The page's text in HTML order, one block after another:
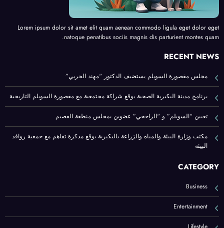
Lorem ipsum dolor sit amet elit quam aenean commodo ligula eget dolor eget
natoque penatibus sociis magnis dis parturient montes quam.
RECENT NEWS
مجلس مقصورة السويلم يستضيف الدكتور “مهند الحربي”
برنامج مدينة البكيرية الصحية يوقع شراكة مجتمعية مع مقصورة السويلم التاريخية
تعيين “السويلم” و “الراجحي” عضوين بمجلس منطقة القصيم
مكتب وزارة البيئة والمياه والزراعة بالبكيرية يوقع مذكرة تفاهم مع جمعية روافد
البيئة
CATEGORY
Business
Entertainment